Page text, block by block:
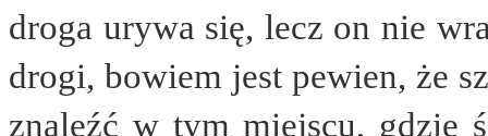
droga urywa się, lecz on nie
drogi, bowiem jest pewien, że
znaleźć w tym miejscu, gdzie